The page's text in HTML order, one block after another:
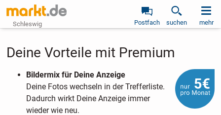
Schleswig Postfach suchen mehr
Deine Vorteile mit Premium
Bildermix für Deine Anzeige
Deine Fotos wechseln in der Trefferliste.
Dadurch wirkt Deine Anzeige immer
wieder wie neu.